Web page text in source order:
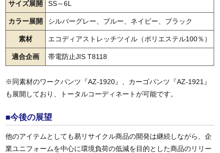
サイズ展開 SS～6L
カラー展開 シルバーグレー、ブルー、ネイビー、ブラック
素材 エコディアストレッチツイル（ポリエステル100％）
適合企画 帯電防止JIS T8118
※同素材のワークパンツ『AZ-1920』、カーゴパンツ『AZ-1921』
も展開しており、トータルコーディネートが可能です。
■今後の展望
他のアイテムとしても易リサイクル商品の開発は継続しながら、企
業ユニフォームを中心に環境負荷の低減を目的とした商品のリリー